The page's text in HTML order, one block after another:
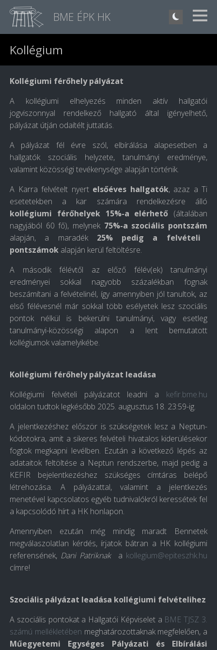
BME ÉPK HK
Kollégium
Kollégiumi férőhely pályázat
A kollégiumi elhelyezés minden aktív hallgatói
jogviszonnyal rendelkező hallgató által igényelhető,
pályázat útján odaítélt juttatás.
A pályázat fél évre szól, elbírálása alapesetben a
hallgatók szociális helyzete, tanulmányi eredménye,
valamint közösségi tevékenysége alapján történik.
A Karra felvételt nyert elsőéves hallgatók, azaz a Ti
esetetekben a kar számára rendelkezésre álló
kollégiumi férőhelyek 15%-a elérhető (általában
nagyjából 60 fő), melynek 75%-a szociális pontszám
alapján, a maradék 25% pedig a felvételi
pontszámok alapján kerül feltöltésre.
A második félévtől az előző félév(ek) tanulmányi
eredményei sokkal nagyobb százalékban fognak
beszámítani a felvételinél, így amennyiben jól tanultok, az
első félévesnél már sokkal több esélyetek lesz szociális
pontok nélkül is bekerülni tanulmányi, vagy esetleg
tanulmányi-közösségi alapon a lent bemutatott
kollégiumok valamelyikébe.
Kollégiumi férőhely pályázat leadása
Kollégiumi felvételi pályázatot leadni a kefir.bme.hu
oldalon tudtoklegkésőbb 2025. augusztus 18. 23:59-ig.
A jelentkezéshez először is szükségetek lesz a Neptun-
kódotokra, amit a sikeres felvételi hivatalos kiderülésekor
fogtok megkapni levélben. Ezután a következő lépés az
adataitok feltöltése a Neptun rendszerbe, majd pedig a
KEFIR bejelentkezéshez szükséges címtáras belépő
létrehozása. A pályázattal, valamint a jelentkezés
menetével kapcsolatos egyéb tudnivalókról keressétek fel
a kapcsolódó hírt a HK honlapon.
Amennyiben ezután még mindig maradt Bennetek
megválaszolatlan kérdés, írjatok bátran a HK kollégiumi
referensének, Dani Patriknak a kollegium@epiteszhk.hu
címre!
Szociális pályázat leadása kollégiumi felvételihez
A szociális pontokata Hallgatói Képviselet a BME TJSZ 3.
számú mellékletében meghatározottaknak megfelelően, a
Műegyetemi Egységes Pályázati és Elbírálási